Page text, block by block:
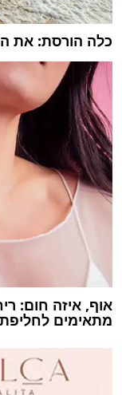
כלה הורסת: את
אוף, איזה חום:
מתאימים